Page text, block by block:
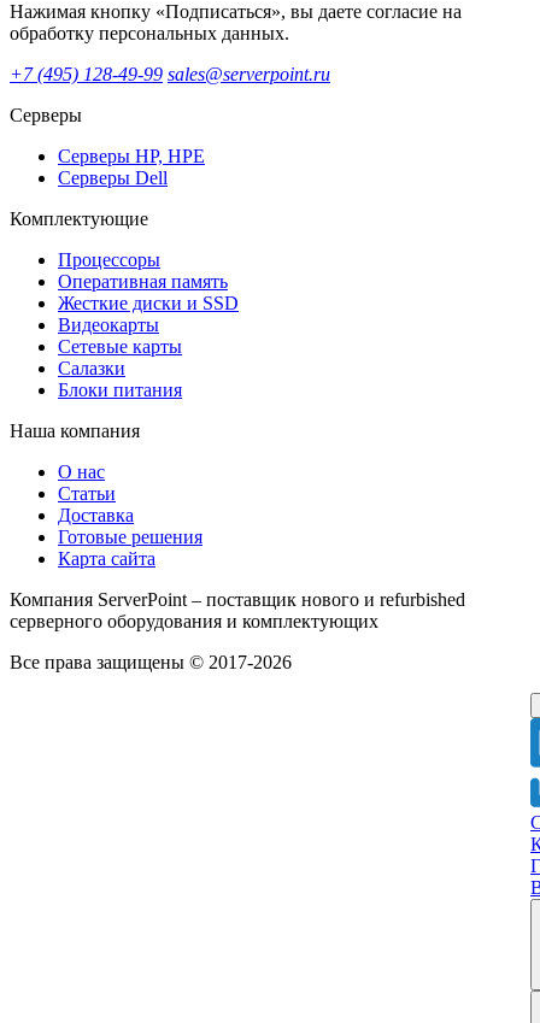
Нажимая кнопку «Подписаться», вы даете согласие на
обработку персональных данных.
+7 (495) 128-49-99 sales@serverpoint.ru
Серверы
Серверы HP, HPE
Серверы Dell
Комплектующие
Процессоры
Оперативная память
Жесткие диски и SSD
Видеокарты
Сетевые карты
Салазки
Блоки питания
Наша компания
О нас
Статьи
Доставка
Готовые решения
Карта сайта
Компания ServerPoint – поставщик нового и refurbished
серверного оборудования и комплектующих
Все права защищены © 2017-2026